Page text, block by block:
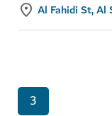
Al Fahidi St, Al
3